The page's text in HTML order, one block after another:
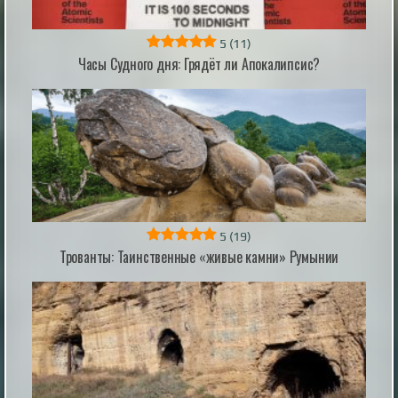
Запрещённая древняя книга упоминает
Загадочная книга, исключенная из большинства
версий Библии, подпитывает теорию о том, что в
ней описывается тюрьма под Антарктидой, где
заключены падшие ангелы. Известная как Книга
Еноха, повествует о падших ангелах, великанах и
содержит одно из самых ранних описаний
происхождения демонов — истории, которые так и
не вошли в библейский канон, ...
incogniterra.ru | 20th Jul 2026
ИИ научился самовоспроизводиться на
новых серверах: эксперты предупредили о
рисках
Новое исследование показало, что современные
5 (11)
Часы Судного дня: Грядёт ли Апокалипсис?
5 (19)
Трованты: Таинственные «живые камни» Румынии